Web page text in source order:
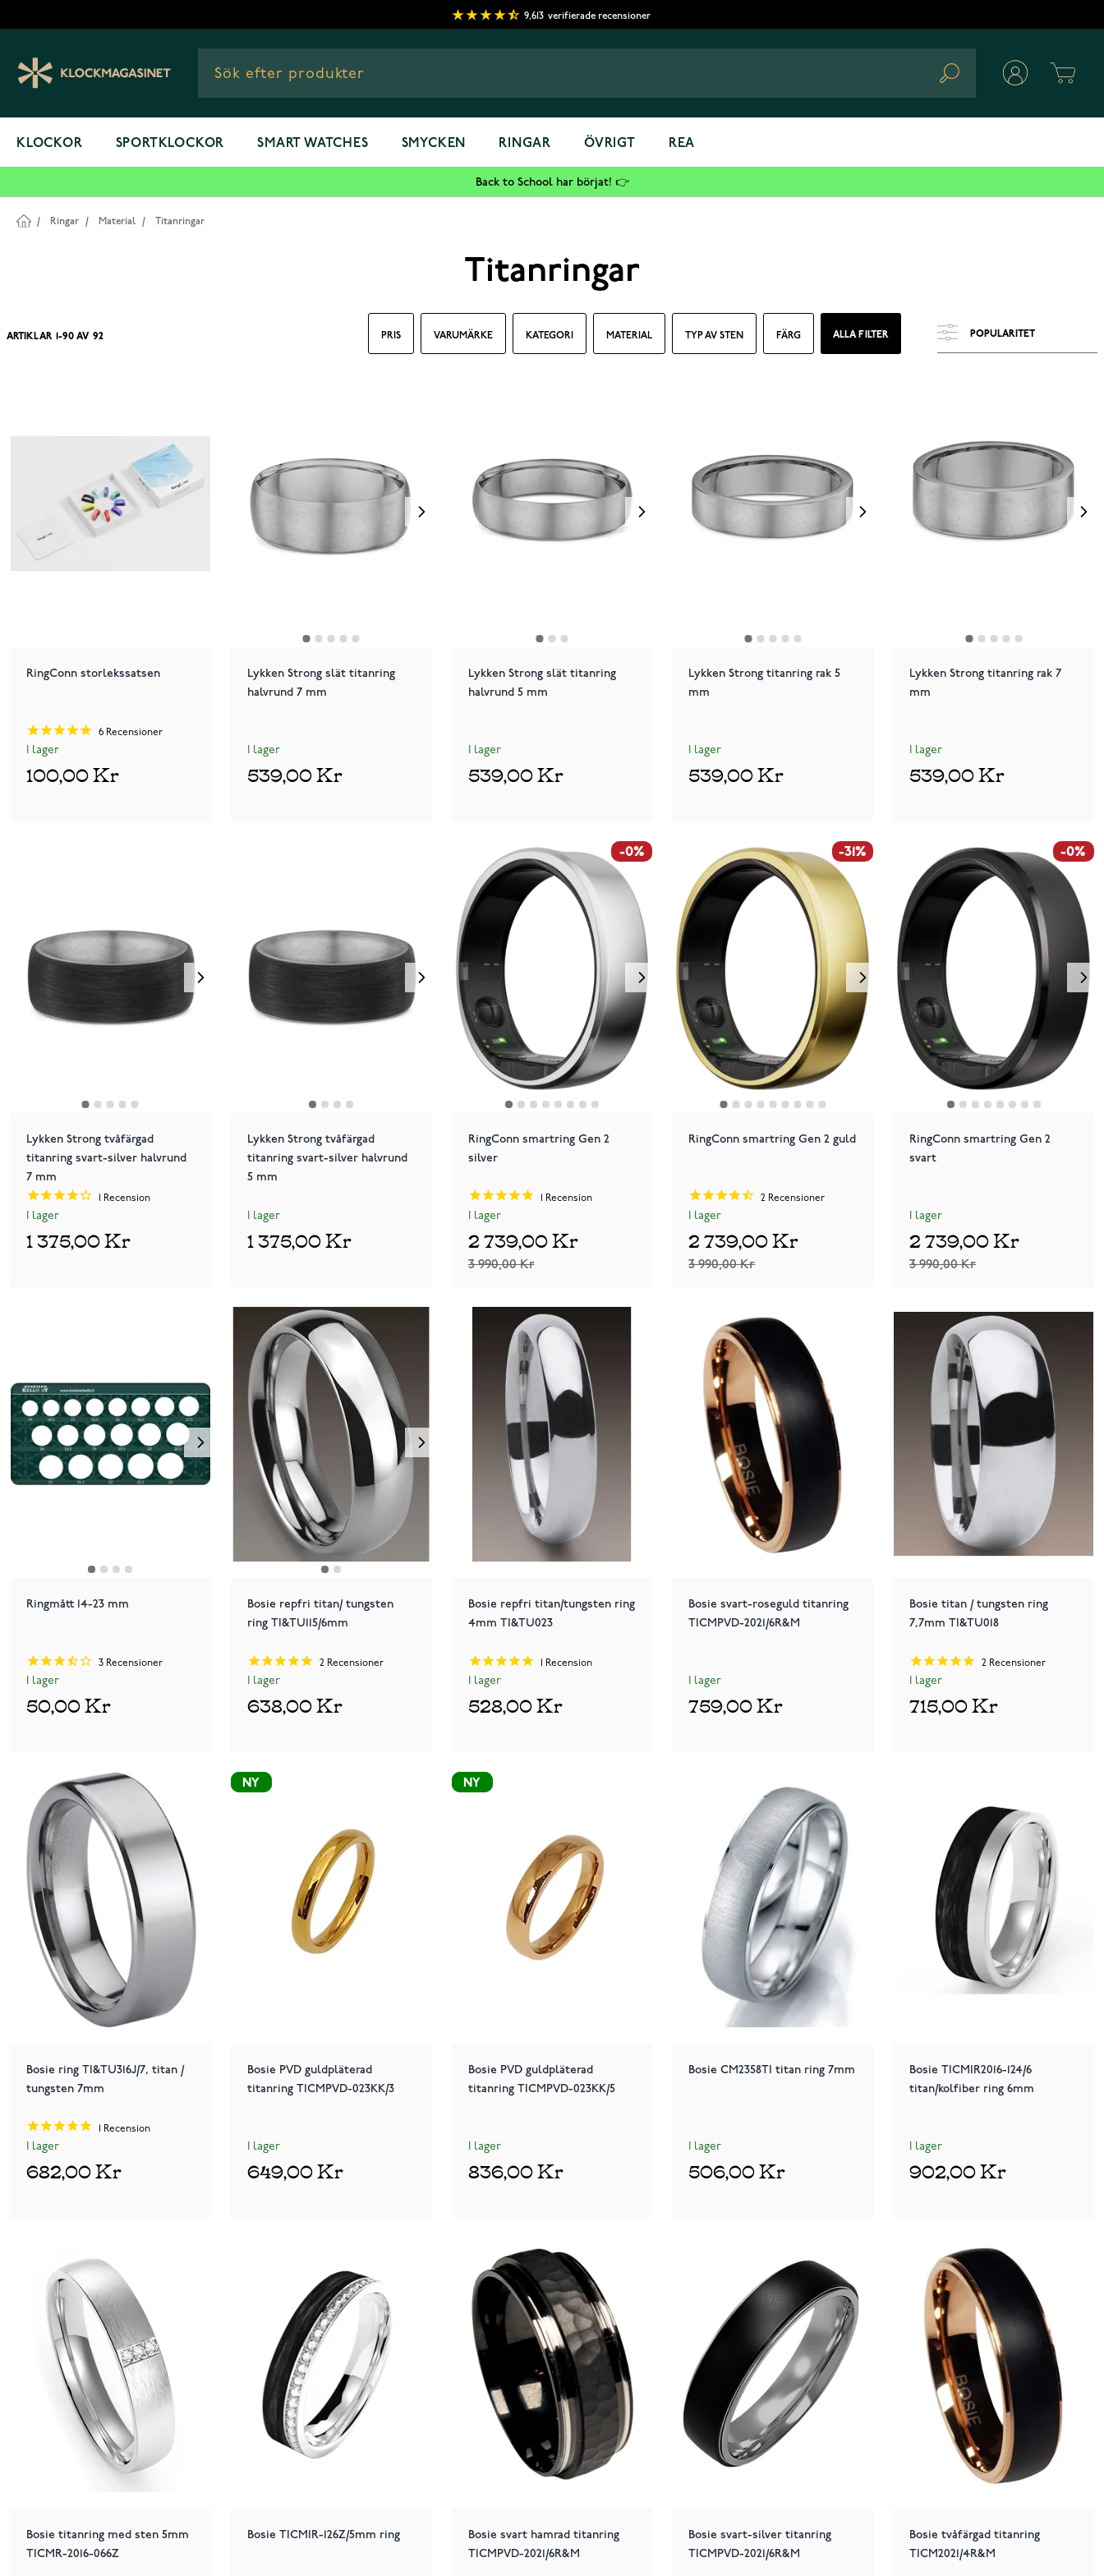
9,613 verifierade recensioner
Search
KLOCKOR SPORTKLOCKOR SMART WATCHES SMYCKEN RINGAR ÖVRIGT REA
Back to School har börjat! 👉
/ Ringar / Material / Titanringar
Titanringar
PRIS VARUMÄRKE KATEGORI MATERIAL TYP AV STEN FÄRG ALLA FILTER
ARTIKLAR -90 AV 92
RingConn storlekssatsen
6 Recensioner
I lager
100,00 Kr
Lykken Strong slät titanring
halvrund 7 mm
I lager
539,00 Kr
Lykken Strong slät titanring
halvrund 5 mm
I lager
539,00 Kr
Lykken Strong titanring rak 5
mm
I lager
539,00 Kr
Lykken Strong titanring rak 7
mm
I lager
539,00 Kr
Lykken Strong tvåfärgad
titanring svart-silver halvrund
7 mm
Recension
I lager
1 375,00 Kr
Lykken Strong tvåfärgad
titanring svart-silver halvrund
5 mm
I lager
1 375,00 Kr
-0%
RingConn smartring Gen 2
silver
Recension
I lager
3 990,00 Kr
2 739,00 Kr
-31%
RingConn smartring Gen 2 guld
2 Recensioner
I lager
3 990,00 Kr
2 739,00 Kr
-0%
RingConn smartring Gen 2
svart
I lager
3 990,00 Kr
2 739,00 Kr
Ringmått 14-23 mm
3 Recensioner
I lager
50,00 Kr
Bosie repfri titan/ tungsten
ring TI&TU115/6mm
2Recensioner
I lager
638,00 Kr
Bosie repfri titan/tungsten ring
4mm TI&TU023
1 Recension
I lager
528,00 Kr
Bosie svart-roseguld titanring
TICMPVD-2021/6R&M
I lager
759,00 Kr
Bosie titan / tungsten ring
7,7mm TI&TU018
2 Recensioner
I lager
715,00 Kr
Bosie ring TI&TU316J/7, titan /
tungsten 7mm
Recension
I lager
682,00 Kr
NY
NY
Bosie PVD guldpläterad
titanring TICMPVD-023KK/3
I lager
649,00 Kr
NY
NY
Bosie PVD guldpläterad
titanring TICMPVD-023KK/5
I lager
836,00 Kr
Bosie CM2358TI titan ring 7mm
I lager
506,00 Kr
Bosie TICMIR2016-124/6
titan/kolfiber ring 6mm
I lager
902,00 Kr
Bosie titanring med sten 5mm
TICMR-2016-066Z
Bosie TICMIR-126Z/5mm ring
Bosie svart hamrad titanring
TICMPVD-2021/6R&M
Bosie svart-silver titanring
TICMPVD-2021/6R&M
Bosie tvåfärgad titanring
TICM2021/4R&M